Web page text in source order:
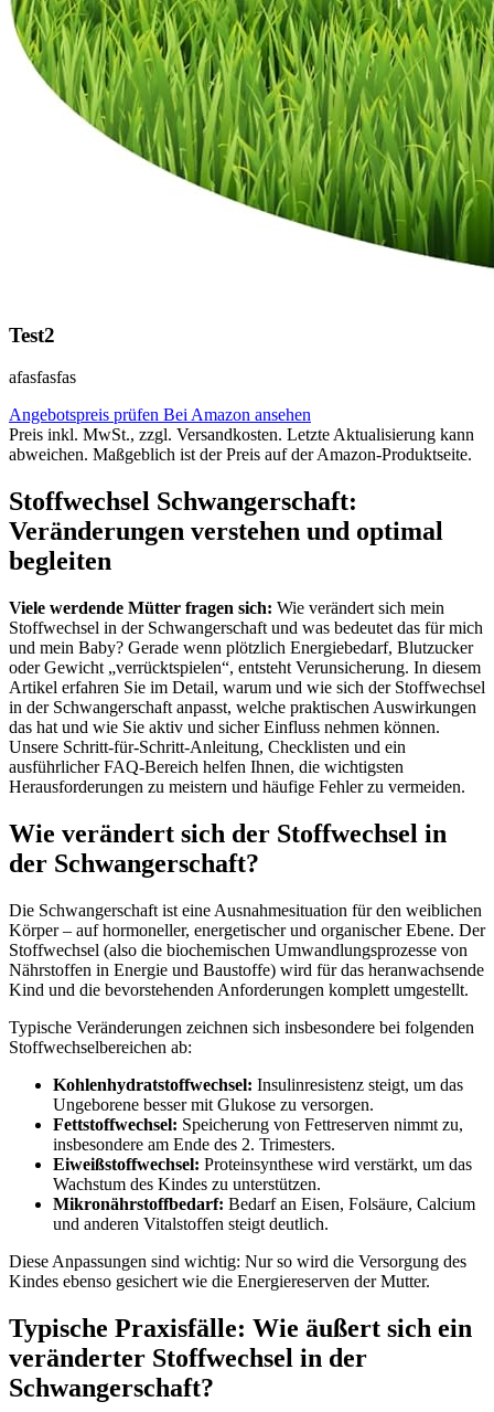
Test2
afasfasfas
Angebotspreis prüfen Bei Amazon ansehen
Preis inkl. MwSt., zzgl. Versandkosten. Letzte Aktualisierung kann
abweichen. Maßgeblich ist der Preis auf der Amazon-Produktseite.
Stoffwechsel Schwangerschaft:
Veränderungen verstehen und optimal
begleiten
Viele werdende Mütter fragen sich: Wie verändert sich mein
Stoffwechsel in der Schwangerschaft und was bedeutet das für mich
und mein Baby? Gerade wenn plötzlich Energiebedarf, Blutzucker
oder Gewicht „verrücktspielen“, entsteht Verunsicherung. In diesem
Artikel erfahren Sie im Detail, warum und wie sich der Stoffwechsel
in der Schwangerschaft anpasst, welche praktischen Auswirkungen
das hat und wie Sie aktiv und sicher Einfluss nehmen können.
Unsere Schritt-für-Schritt-Anleitung, Checklisten und ein
ausführlicher FAQ-Bereich helfen Ihnen, die wichtigsten
Herausforderungen zu meistern und häufige Fehler zu vermeiden.
Wie verändert sich der Stoffwechsel in
der Schwangerschaft?
Die Schwangerschaft ist eine Ausnahmesituation für den weiblichen
Körper – auf hormoneller, energetischer und organischer Ebene. Der
Stoffwechsel (also die biochemischen Umwandlungsprozesse von
Nährstoffen in Energie und Baustoffe) wird für das heranwachsende
Kind und die bevorstehenden Anforderungen komplett umgestellt.
Typische Veränderungen zeichnen sich insbesondere bei folgenden
Stoffwechselbereichen ab:
Kohlenhydratstoffwechsel: Insulinresistenz steigt, um das
Ungeborene besser mit Glukose zu versorgen.
Fettstoffwechsel: Speicherung von Fettreserven nimmt zu,
insbesondere am Ende des 2. Trimesters.
Eiweißstoffwechsel: Proteinsynthese wird verstärkt, um das
Wachstum des Kindes zu unterstützen.
Mikronährstoffbedarf: Bedarf an Eisen, Folsäure, Calcium
und anderen Vitalstoffen steigt deutlich.
Diese Anpassungen sind wichtig: Nur so wird die Versorgung des
Kindes ebenso gesichert wie die Energiereserven der Mutter.
Typische Praxisfälle: Wie äußert sich ein
veränderter Stoffwechsel in der
Schwangerschaft?